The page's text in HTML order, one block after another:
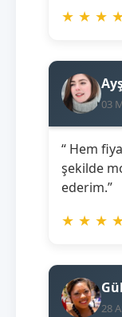
★ ★ ★
03
“ Hem
şekilde
ederim.”
★ ★ ★
28